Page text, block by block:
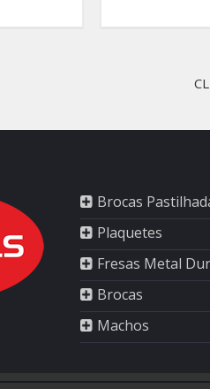
Brocas
Plaquetes
Fresas Metal
Brocas
Machos